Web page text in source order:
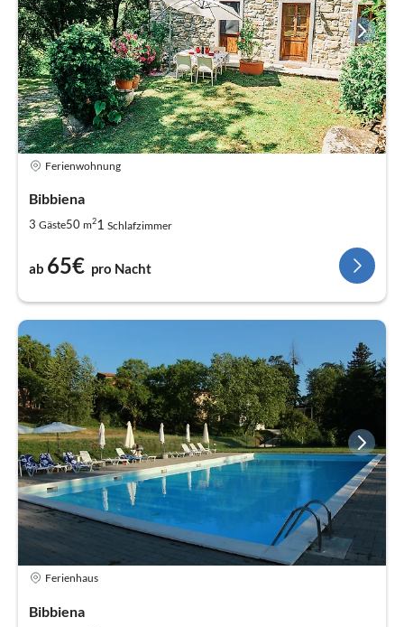
Ferienwohnung
Bibbiena
3 Gäste50 m21 Schlafzimmer
ab 65€ pro Nacht
Ferienhaus
Bibbiena